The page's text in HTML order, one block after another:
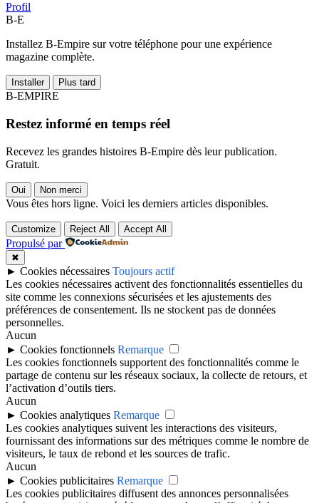
Profil
B-E
Installez B-Empire sur votre téléphone pour une expérience
magazine complète.
Installer Plus tard
B-EMPIRE
Restez informé en temps réel
Recevez les grandes histoires B-Empire dès leur publication.
Gratuit.
Oui Non merci
Vous êtes hors ligne. Voici les derniers articles disponibles.
Customize Reject All Accept All
Propulsé par
✖
► Cookies nécessaires Toujours actif
Les cookies nécessaires activent des fonctionnalités essentielles du
site comme les connexions sécurisées et les ajustements des
préférences de consentement. Ils ne stockent pas de données
personnelles.
Aucun
► Cookies fonctionnels Remarque
Les cookies fonctionnels supportent des fonctionnalités comme le
partage de contenu sur les réseaux sociaux, la collecte de retours, et
l’activation d’outils tiers.
Aucun
► Cookies analytiques Remarque
Les cookies analytiques suivent les interactions des visiteurs,
fournissant des informations sur des métriques comme le nombre de
visiteurs, le taux de rebond et les sources de trafic.
Aucun
► Cookies publicitaires Remarque
Les cookies publicitaires diffusent des annonces personnalisées